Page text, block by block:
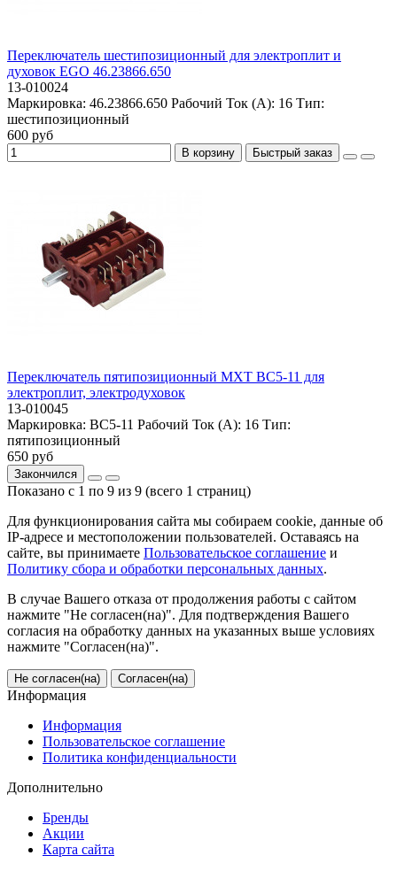
Переключатель шестипозиционный для электроплит и
духовок EGO 46.23866.650
13-010024
Маркировка: 46.23866.650 Рабочий Ток (А): 16 Тип:
шестипозиционный
600 руб
В корзину Быстрый заказ
Переключатель пятипозиционный MXT BC5-11 для
электроплит, электродуховок
13-010045
Маркировка: BC5-11 Рабочий Ток (А): 16 Тип:
пятипозиционный
650 руб
Закончился
Показано с 1 по 9 из 9 (всего 1 страниц)
Для функционирования сайта мы собираем cookie, данные об
IP-адресе и местоположении пользователей. Оставаясь на
сайте, вы принимаете Пользовательское соглашение и
Политику сбора и обработки персональных данных.
В случае Вашего отказа от продолжения работы с сайтом
нажмите "Не согласен(на)". Для подтверждения Вашего
согласия на обработку данных на указанных выше условиях
нажмите "Согласен(на)".
Не согласен(на) Согласен(на)
Информация
Информация
Пользовательское соглашение
Политика конфиденциальности
Дополнительно
Бренды
Акции
Карта сайта